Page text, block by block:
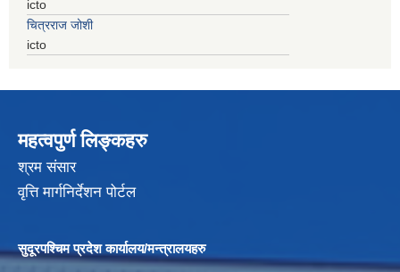
icto
चित्रराज जोशी
icto
महत्वपुर्ण लिङ्कहरु
श्रम संसार
वृत्ति मार्गनिर्देशन पोर्टल
सुदूरपश्चिम प्रदेश कार्यालय/मन्त्रालयहरु